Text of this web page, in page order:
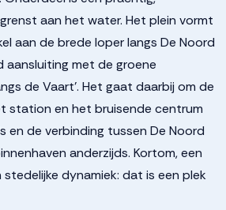
aan het water. Het plein vormt
aan de brede loper langs De Noord
aansluiting met de groene
de Vaart’. Het gaat daarbij om de
station en het bruisende centrum
en de verbinding tussen De Noord
anderzijds. Kortom, een
dynamiek: dat is een plek